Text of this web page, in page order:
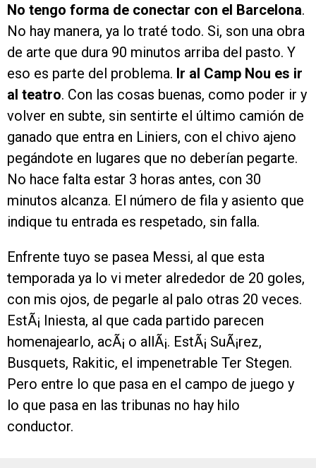
No tengo forma de conectar con el Barcelona.
No hay manera, ya lo traté todo. Si, son una obra
de arte que dura 90 minutos arriba del pasto. Y
eso es parte del problema. Ir al Camp Nou es ir
al teatro. Con las cosas buenas, como poder ir y
volver en subte, sin sentirte el último camión de
ganado que entra en Liniers, con el chivo ajeno
pegándote en lugares que no deberían pegarte.
No hace falta estar 3 horas antes, con 30
minutos alcanza. El número de fila y asiento que
indique tu entrada es respetado, sin falla.
Enfrente tuyo se pasea Messi, al que esta
temporada ya lo vi meter alrededor de 20 goles,
con mis ojos, de pegarle al palo otras 20 veces.
EstÃ¡ Iniesta, al que cada partido parecen
homenajearlo, acÃ¡ o allÃ¡. EstÃ¡ SuÃ¡rez,
Busquets, Rakitic, el impenetrable Ter Stegen.
Pero entre lo que pasa en el campo de juego y
lo que pasa en las tribunas no hay hilo
conductor.